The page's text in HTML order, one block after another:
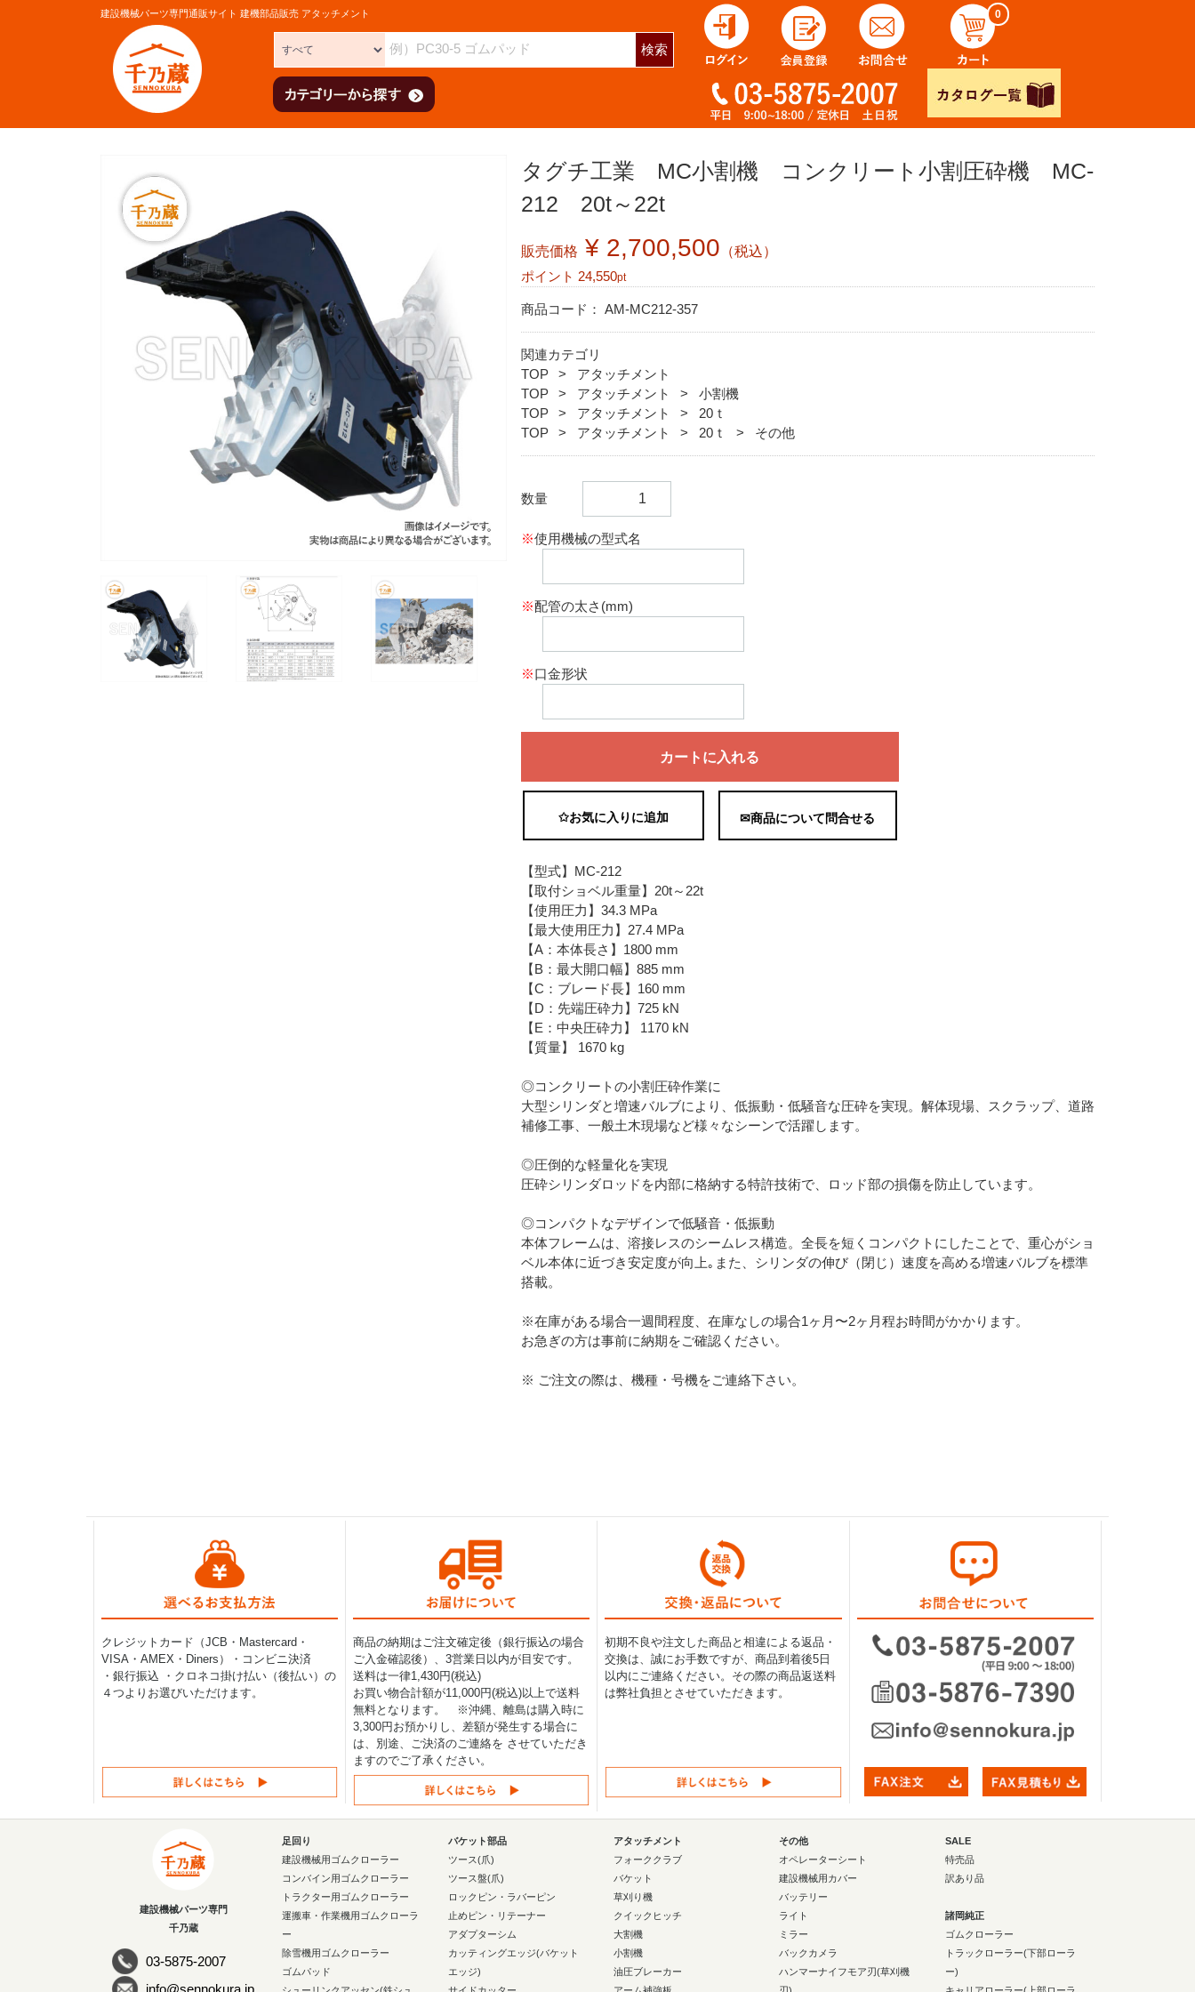
建設機械パーツ専門通販サイト 建機部品販売 アタッチメント
検索
0
タグチ工業 MC小割機 コンクリート小割圧砕機 MC-
212 20t～22t
販売価格 ¥ 2,700,500 （税込）
ポイント 24,550pt
商品コード： AM-MC212-357
関連カテゴリ
TOP
アタッチメント
TOP
アタッチメント
小割機
TOP
アタッチメント
20ｔ
TOP
アタッチメント 20ｔ その他
数量
※使用機械の型式名
※配管の太さ(mm)
※口金形状
カートに入れる
✩お気に入りに追加 ✉商品について問合せる
【型式】MC-212
【取付ショベル重量】20t～22t
【使用圧力】34.3 MPa
【最大使用圧力】27.4 MPa
【A：本体長さ】1800 mm
【B：最大開口幅】885 mm
【C：ブレード長】160 mm
【D：先端圧砕力】725 kN
【E：中央圧砕力】 1170 kN
【質量】 1670 kg
◎コンクリートの小割圧砕作業に
大型シリンダと増速バルブにより、低振動・低騒音な圧砕を実現。解体現場、スクラップ、道路
補修工事、一般土木現場など様々なシーンで活躍します。
◎圧倒的な軽量化を実現
圧砕シリンダロッドを内部に格納する特許技術で、ロッド部の損傷を防止しています。
◎コンパクトなデザインで低騒音・低振動
本体フレームは、溶接レスのシームレス構造。全長を短くコンパクトにしたことで、重心がショ
ベル本体に近づき安定度が向上｡また、シリンダの伸び（閉じ）速度を高める増速バルブを標準
搭載。
※在庫がある場合一週間程度、在庫なしの場合1ヶ月〜2ヶ月程お時間がかかります。
お急ぎの方は事前に納期をご確認ください。
※ ご注文の際は、機種・号機をご連絡下さい。
クレジットカード（JCB・Mastercard・
VISA・AMEX・Diners）・コンビニ決済
・銀行振込 ・クロネコ掛け払い（後払い）の
４つよりお選びいただけます。
商品の納期はご注文確定後（銀行振込の場合
ご入金確認後）、3営業日以内が目安です。
送料は一律1,430円(税込)
お買い物合計額が11,000円(税込)以上で送料
無料となります。 ※沖縄、離島は購入時に
3,300円お預かりし、差額が発生する場合に
は、別途、ご決済のご連絡を させていただき
ますのでご了承ください。
初期不良や注文した商品と相違による返品・
交換は、誠にお手数ですが、商品到着後5日
以内にご連絡ください。その際の商品返送料
は弊社負担とさせていただきます。
建設機械パーツ専門
千乃蔵
03-5875-2007
info@sennokura.jp
足回り
建設機械用ゴムクローラー
コンバイン用ゴムクローラー
トラクター用ゴムクローラー
運搬車・作業機用ゴムクローラ
ー
除雪機用ゴムクローラー
ゴムパッド
バケット部品
ツース(爪)
ツース盤(爪)
ロックピン・ラバーピン
止めピン・リテーナー
アダプターシム
カッティングエッジ(バケット
エッジ)
アタッチメント
フォーククラブ
バケット
草刈り機
クイックヒッチ
大割機
小割機
油圧ブレーカー
その他
オペレーターシート
建設機械用カバー
バッテリー
ライト
ミラー
バックカメラ
ハンマーナイフモア刃(草刈機
SALE
特売品
訳あり品
諸岡純正
ゴムクローラー
トラックローラー(下部ローラ
ー)